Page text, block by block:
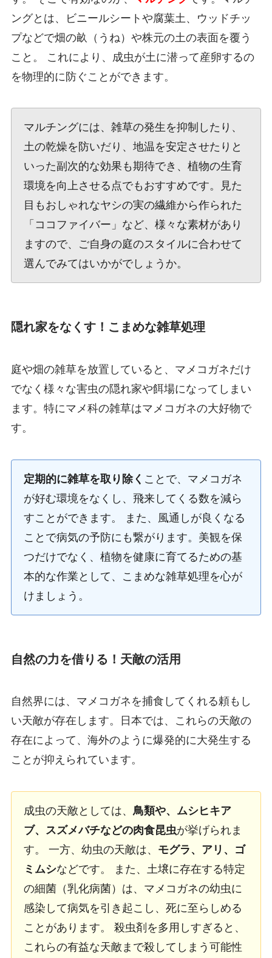
ングとは、ビニールシートや腐葉土、ウッドチッ
プなどで畑の畝（うね）や株元の土の表面を覆う
こと。 これにより、成虫が土に潜って産卵するの
を物理的に防ぐことができます。
マルチングには、雑草の発生を抑制したり、
土の乾燥を防いだり、地温を安定させたりと
いった副次的な効果も期待でき、植物の生育
環境を向上させる点でもおすすめです。見た
目もおしゃれなヤシの実の繊維から作られた
「ココファイバー」など、様々な素材があり
ますので、ご自身の庭のスタイルに合わせて
選んでみてはいかがでしょうか。
隠れ家をなくす！こまめな雑草処理
庭や畑の雑草を放置していると、マメコガネだけ
でなく様々な害虫の隠れ家や餌場になってしまい
ます。特にマメ科の雑草はマメコガネの大好物で
す。
定期的に雑草を取り除く ことで、マメコガネ
が好む環境をなくし、飛来してくる数を減ら
すことができます。 また、風通しが良くなる
ことで病気の予防にも繋がります。美観を保
つだけでなく、植物を健康に育てるための基
本的な作業として、こまめな雑草処理を心が
けましょう。
自然の力を借りる！天敵の活用
自然界には、マメコガネを捕食してくれる頼もし
い天敵が存在します。日本では、これらの天敵の
存在によって、海外のように爆発的に大発生する
ことが抑えられています。
成虫の天敵としては、 鳥類や、ムシヒキア
ブ、スズメバチなどの肉食昆虫が挙げられま
す。 一方、幼虫の天敵は、 モグラ、アリ、ゴ
ミムシなどです。 また、土壌に存在する特定
の細菌（乳化病菌）は、マメコガネの幼虫に
感染して病気を引き起こし、死に至らしめる
ことがあります。 殺虫剤を多用しすぎると、
これらの有益な天敵まで殺してしまう可能性